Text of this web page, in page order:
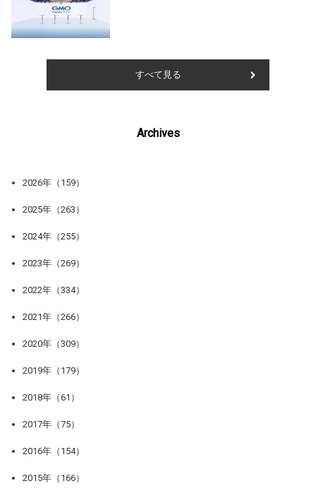
すべて見る
Archives
2026年（159）
2025年（263）
2024年（255）
2023年（269）
2022年（334）
2021年（266）
2020年（309）
2019年（179）
2018年（61）
2017年（75）
2016年（154）
2015年（166）